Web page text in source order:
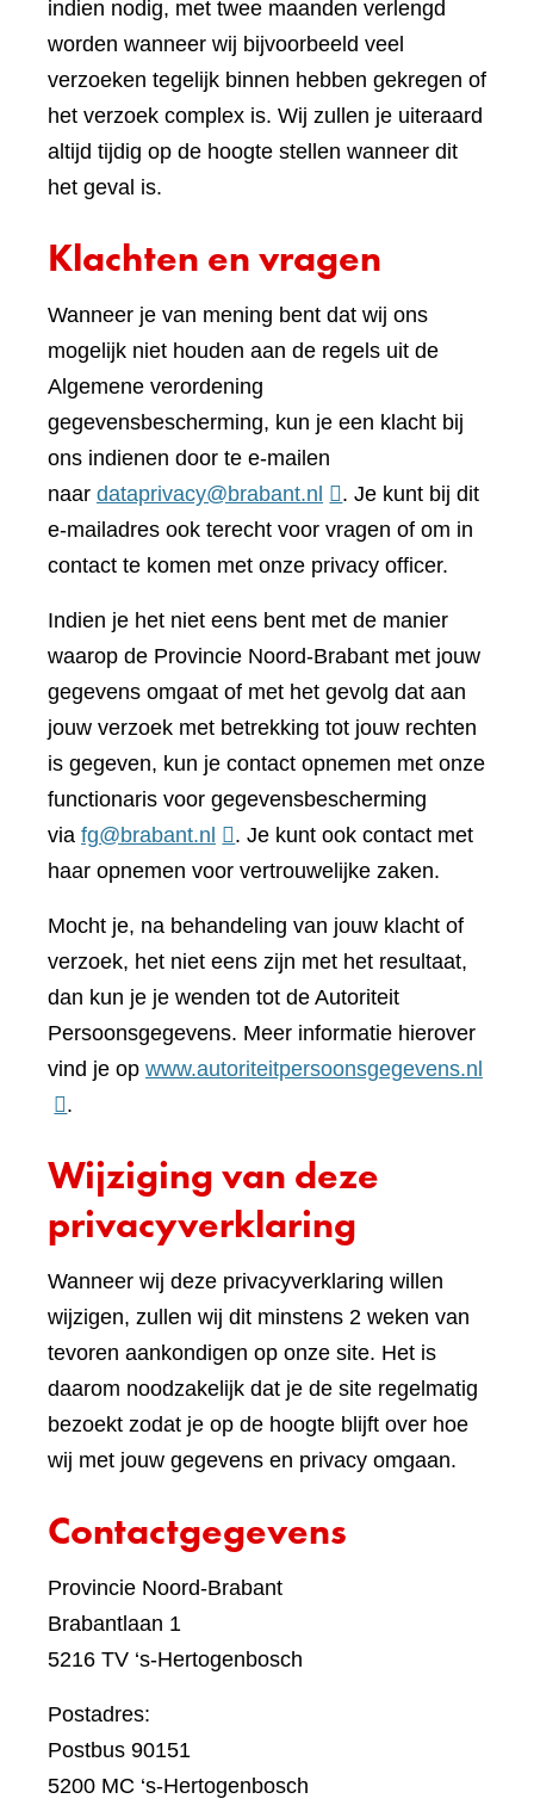
indien nodig, met twee maanden verlengd
worden wanneer wij bijvoorbeeld veel
verzoeken tegelijk binnen hebben gekregen of
het verzoek complex is. Wij zullen je uiteraard
altijd tijdig op de hoogte stellen wanneer dit
het geval is.
Klachten en vragen
Wanneer je van mening bent dat wij ons
mogelijk niet houden aan de regels uit de
Algemene verordening
gegevensbescherming, kun je een klacht bij
ons indienen door te e-mailen
naar dataprivacy@brabant.nl
. Je kunt bij dit
e-mailadres ook terecht voor vragen of om in
contact te komen met onze privacy officer.
Indien je het niet eens bent met de manier
waarop de Provincie Noord-Brabant met jouw
gegevens omgaat of met het gevolg dat aan
jouw verzoek met betrekking tot jouw rechten
is gegeven, kun je contact opnemen met onze
functionaris voor gegevensbescherming
via fg@brabant.nl
. Je kunt ook contact met
haar opnemen voor vertrouwelijke zaken.
Mocht je, na behandeling van jouw klacht of
verzoek, het niet eens zijn met het resultaat,
dan kun je je wenden tot de Autoriteit
Persoonsgegevens. Meer informatie hierover
vind je op www.autoriteitpersoonsgegevens.nl
.
Wijziging van deze
privacyverklaring
Wanneer wij deze privacyverklaring willen
wijzigen, zullen wij dit minstens 2 weken van
tevoren aankondigen op onze site. Het is
daarom noodzakelijk dat je de site regelmatig
bezoekt zodat je op de hoogte blijft over hoe
wij met jouw gegevens en privacy omgaan.
Contactgegevens
Provincie Noord-Brabant
Brabantlaan 1
5216 TV ‘s-Hertogenbosch
Postadres:
Postbus 90151
5200 MC ‘s-Hertogenbosch